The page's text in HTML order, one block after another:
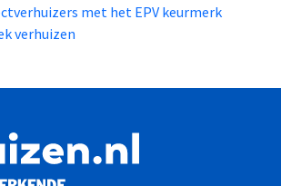
met het EPV keurmerk
verhuizen